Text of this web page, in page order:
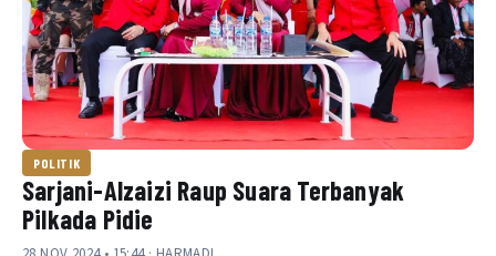
POLITIK
Sarjani-Alzaizi Raup Suara Terbanyak
Pilkada Pidie